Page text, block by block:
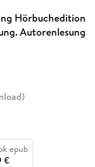
Hörbuchedition
Autorenlesung
epub
€